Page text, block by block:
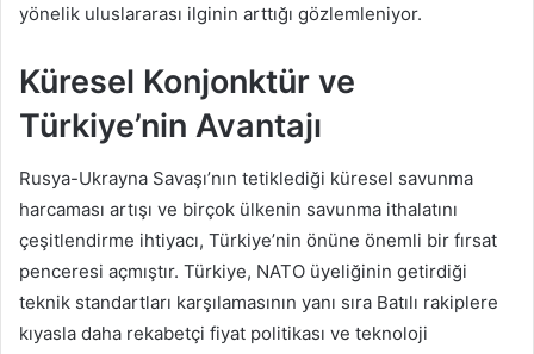
yönelik uluslararası ilginin arttığı gözlemleniyor.
Küresel Konjonktür ve
Türkiye’nin Avantajı
Rusya-Ukrayna Savaşı’nın tetiklediği küresel savunma
harcaması artışı ve birçok ülkenin savunma ithalatını
çeşitlendirme ihtiyacı, Türkiye’nin önüne önemli bir fırsat
penceresi açmıştır. Türkiye, NATO üyeliğinin getirdiği
teknik standartları karşılamasının yanı sıra Batılı rakiplere
kıyasla daha rekabetçi fiyat politikası ve teknoloji